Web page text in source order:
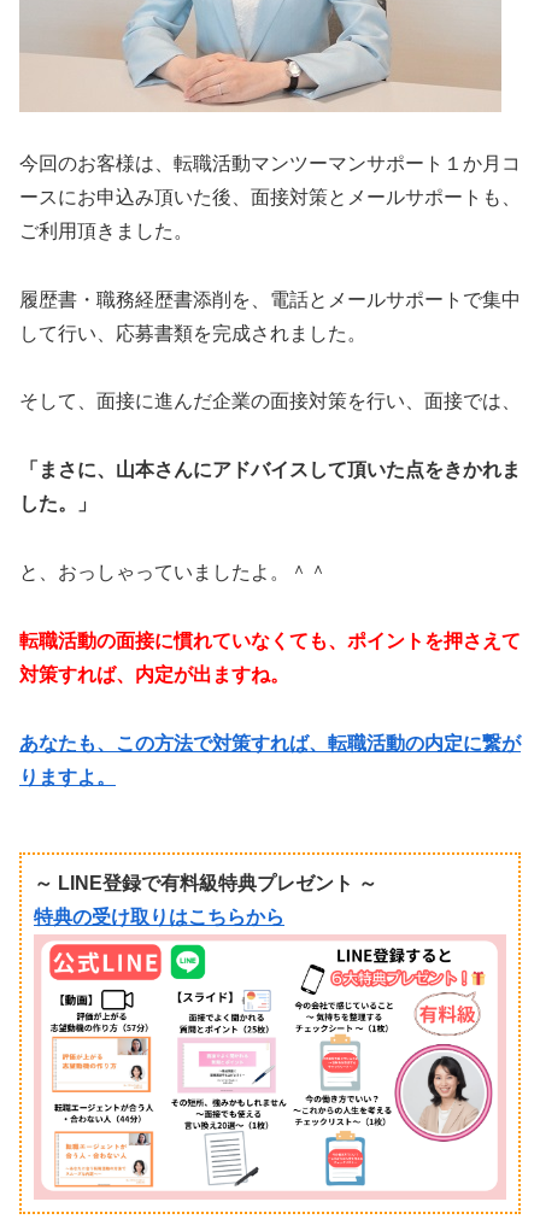
今回のお客様は、転職活動マンツーマンサポート１か月コ
ースにお申込み頂いた後、面接対策とメールサポートも、
ご利用頂きました。
履歴書・職務経歴書添削を、電話とメールサポートで集中
して行い、応募書類を完成されました。
そして、面接に進んだ企業の面接対策を行い、面接では、
「まさに、山本さんにアドバイスして頂いた点をきかれま
した。」
と、おっしゃっていましたよ。＾＾
転職活動の面接に慣れていなくても、ポイントを押さえて
対策すれば、内定が出ますね。
あなたも、この方法で対策すれば、転職活動の内定に繋が
りますよ。
～ LINE登録で有料級特典プレゼント ～
特典の受け取りはこちらから